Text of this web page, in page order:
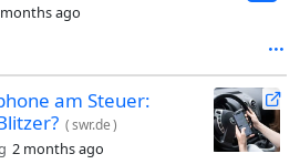
ago
am Steuer:
(swr.de)
2 months ago